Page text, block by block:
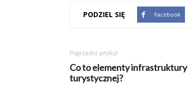
PODZIEL SIĘ Facebook
Poprzedni artykuł
Co to elementy infrastruktury
turystycznej?